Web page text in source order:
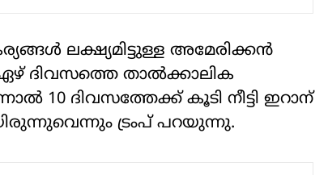
ലക്ഷ്യമിട്ടുള്ള അമേരിക്കന്‍
ദിവസത്തെ താല്‍ക്കാലിക
10 ദിവസത്തേക്ക് കൂടി നീട്ടി ഇറാന്
ട്രംപ് പറയുന്നു.